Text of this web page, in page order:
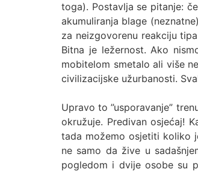
toga). Postavlja se pitanje:
akumuliranja blage
za neizgovorenu reakciju
Bitna je ležernost. Ako
mobitelom smetalo ali više
civilizacijske užurbanosti.
Upravo to ”usporavanje”
okružuje. Predivan osjećaj!
tada možemo osjetiti koliko
ne samo da žive u
pogledom i dvije osobe su